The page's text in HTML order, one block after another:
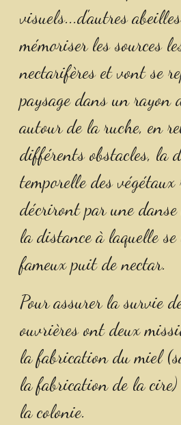
visuels...d'autres
mémoriser les sources
nectarifères et vont se
paysage dans un rayon
autour de la ruche, en
différents obstacles, la
temporelle des
décriront par une danse
la distance à laquelle se
fameux puit de nectar.
Pour assurer la survie
ouvrières ont deux
la fabrication du miel
la fabrication de la
la colonie.